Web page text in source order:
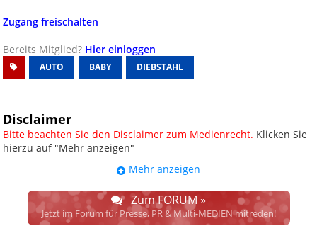
Zugang freischalten
Bereits Mitglied? Hier einloggen
AUTO BABY DIEBSTAHL
Disclaimer
Bitte beachten Sie den Disclaimer zum Medienrecht. Klicken Sie
hierzu auf "Mehr anzeigen"
UPDATE: § 17 ECG seit 16.02.2024
weggefallen.
Wir lassen den Disclaimertext dennoch so stehen, bis sich die
Justiz im klaren ist, wodurch dieser und etliche weitere, damit
Mehr anzeigen
Zum FORUM »
Jetzt im Forum für Presse, PR & Multi-MEDIEN mitreden!